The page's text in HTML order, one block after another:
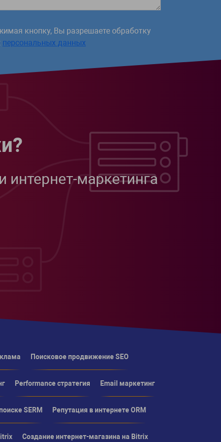
кнопку, Вы разрешаете обработку
персональных данных
интернет-маркетинга
Поисковое продвижение SEO
Performance стратегия Email маркетинг
SERM Репутация в интернете ORM
Создание интернет-магазина на Bitrix